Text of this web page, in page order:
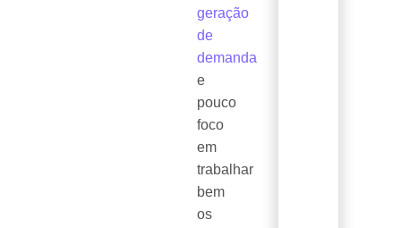
geração
de
demanda
e
pouco
foco
em
trabalhar
bem
os